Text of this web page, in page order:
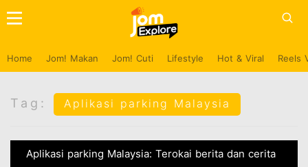
Home Jom! Makan Jom! Cuti Lifestyle Hot & Viral Reels
Tag: Aplikasi parking Malaysia
Aplikasi parking Malaysia: Terokai berita dan cerita